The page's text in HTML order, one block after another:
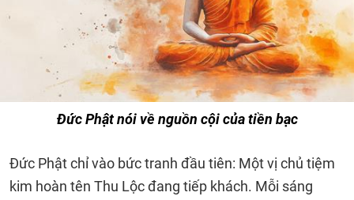
Đức Phật nói về nguồn cội của tiền bạc
Đức Phật chỉ vào bức tranh đầu tiên: Một vị chủ tiệm
kim hoàn tên Thu Lộc đang tiếp khách. Mỗi sáng